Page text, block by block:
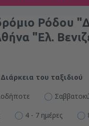
Ρόδου
"Ελ.
Διάρκεια του ταξιδιού
4 - 7 ημέρες